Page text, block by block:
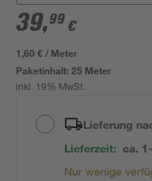
39,99 €
1,60 € / Meter
Paketinhalt:25 Meter
inkl. 19% MwSt.
Lieferung
Lieferzeit: ca.
Nur wenige